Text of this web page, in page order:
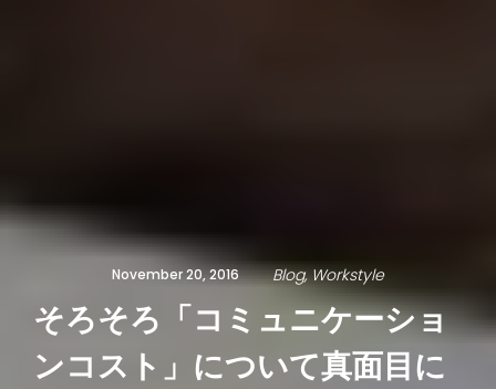
November 20, 2016 Blog Workstyle
そろそろ「コミュニケーショ
ンコスト」について真面目に